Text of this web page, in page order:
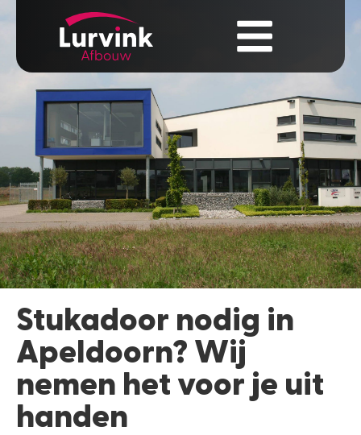
Stukadoor nodig in
Apeldoorn? Wij
nemen het voor je uit
handen